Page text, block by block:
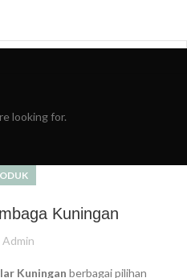
US
Kuningan
Admin
Kuningan berbagai pilihan
looking for.